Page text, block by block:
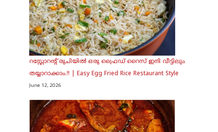
റസ്റ്റോറന്റ് രുചിയിൽ ഒരു ഫ്രൈഡ് റൈസ് ഇനി വീട്ടിലും
തയ്യാറാക്കാം.!! | Easy Egg Fried Rice Restaurant Style
June 12, 2026